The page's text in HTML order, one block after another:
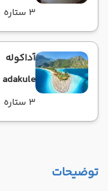
3 ستاره
آداکوله
adakule
3 ستاره
توضیحات